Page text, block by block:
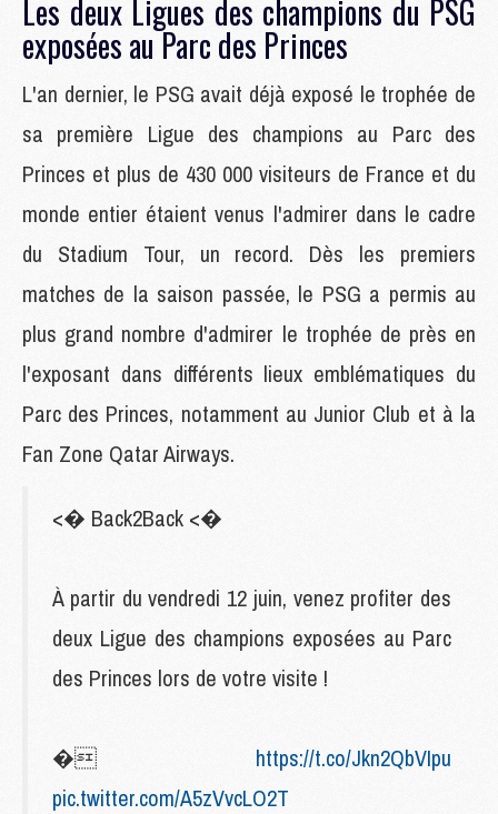
Les deux Ligues des champions du PSG
exposées au Parc des Princes
L'an dernier, le PSG avait déjà exposé le trophée de
sa première Ligue des champions au Parc des
Princes et plus de 430 000 visiteurs de France et du
monde entier étaient venus l'admirer dans le cadre
du Stadium Tour, un record. Dès les premiers
matches de la saison passée, le PSG a permis au
plus grand nombre d'admirer le trophée de près en
l'exposant dans différents lieux emblématiques du
Parc des Princes, notamment au Junior Club et à la
Fan Zone Qatar Airways.
<� Back2Back <�
À partir du vendredi 12 juin, venez profiter des
deux Ligue des champions exposées au Parc
des Princes lors de votre visite !
� https://t.co/Jkn2QbVIpu
pic.twitter.com/A5zVvcLO2T